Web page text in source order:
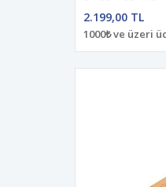
2.199,00 TL
1000₺ ve üzeri